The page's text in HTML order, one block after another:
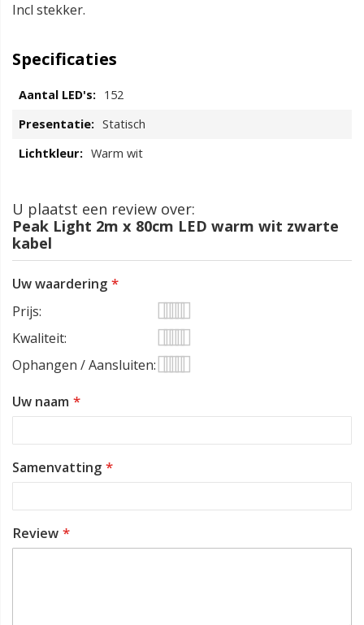
Incl stekker.
Specificaties
152
Statisch
Warm wit
U plaatst een review over:
Peak Light 2m x 80cm LED warm wit zwarte
kabel
Uw waardering
Prijs
1
star
2
stars
3
stars
4
stars
5
stars
Kwaliteit
1
2
3
4
5
Ophangen / Aansluiten
Uw naam
Samenvatting
Review